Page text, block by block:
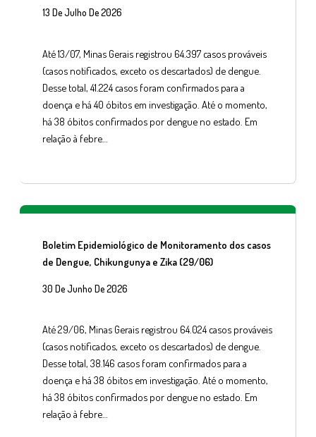
13 De Julho De 2026
Até 13/07, Minas Gerais registrou 64.397 casos prováveis
(casos notificados, exceto os descartados) de dengue.
Desse total, 41.224 casos foram confirmados para a
doença e há 40 óbitos em investigação. Até o momento,
há 38 óbitos confirmados por dengue no estado. Em
relação à febre…
Boletim Epidemiológico de Monitoramento dos casos
de Dengue, Chikungunya e Zika (29/06)
30 De Junho De 2026
Até 29/06, Minas Gerais registrou 64.024 casos prováveis
(casos notificados, exceto os descartados) de dengue.
Desse total, 38.146 casos foram confirmados para a
doença e há 38 óbitos em investigação. Até o momento,
há 38 óbitos confirmados por dengue no estado. Em
relação à febre…